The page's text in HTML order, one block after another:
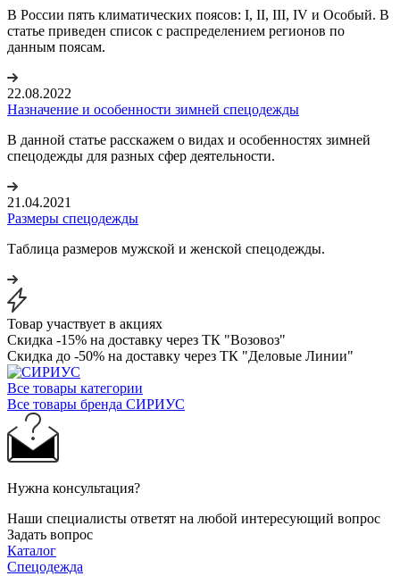
В России пять климатических поясов: I, II, III, IV и Особый. В
статье приведен список с распределением регионов по
данным поясам.
22.08.2022
Назначение и особенности зимней спецодежды
В данной статье расскажем о видах и особенностях зимней
спецодежды для разных сфер деятельности.
21.04.2021
Размеры спецодежды
Таблица размеров мужской и женской спецодежды.
Товар участвует в акциях
Скидка -15% на доставку через ТК "Возовоз"
Скидка до -50% на доставку через ТК "Деловые Линии"
Все товары категории
Все товары бренда СИРИУС
Нужна консультация?
Наши специалисты ответят на любой интересующий вопрос
Задать вопрос
Каталог
Спецодежда